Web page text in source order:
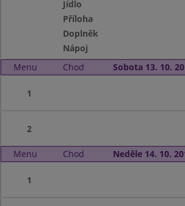
Jídlo
Příloha
Doplněk
Nápoj
Menu
Chod Sobota 13. 10.
1
2
Menu Chod Neděle 14. 10.
1